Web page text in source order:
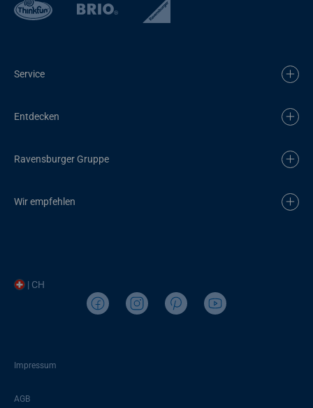
Service
Entdecken
Ravensburger Gruppe
Wir empfehlen
| CH
Impressum
AGB